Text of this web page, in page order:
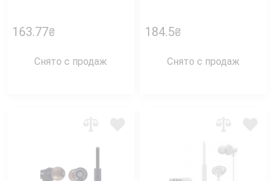
163.77₴
Снято с продаж
184.5₴
Снято с продаж